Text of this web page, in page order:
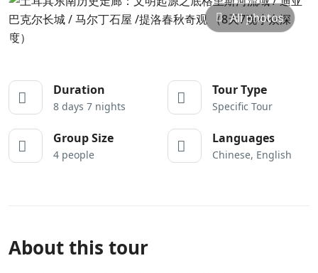
All photos
Duration
8 days 7 nights
Tour Type
Specific Tour
Group Size
4 people
Languages
Chinese, English
About this tour